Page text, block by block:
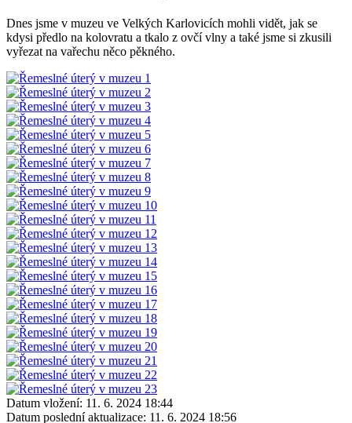
Dnes jsme v muzeu ve Velkých Karlovicích mohli vidět, jak se
kdysi předlo na kolovratu a tkalo z ovčí vlny a také jsme si zkusili
vyřezat na vařechu něco pěkného.
Datum vložení: 11. 6. 2024 18:44
Datum poslední aktualizace: 11. 6. 2024 18:56